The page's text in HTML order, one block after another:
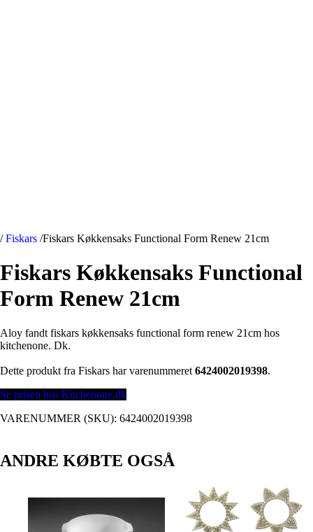
/ Fiskars /Fiskars Køkkensaks Functional Form Renew 21cm
Fiskars Køkkensaks Functional
Form Renew 21cm
Aloy fandt fiskars køkkensaks functional form renew 21cm hos
kitchenone. Dk.
Dette produkt fra Fiskars har varenummeret 6424002019398.
Se prisen hos Kitchenone.dk
VARENUMMER (SKU): 6424002019398
ANDRE KØBTE OGSÅ